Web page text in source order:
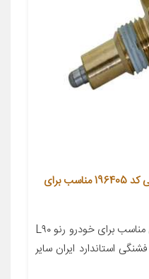
فشنگی دنده عقب جی آی اس پی کد 196405 مناسب برای
معرفی محصول جزئیات محصول مناسب برای خودرو رنو L۹۰
۱ ویژگی‌های فشنگی استاندارد ایران سایر